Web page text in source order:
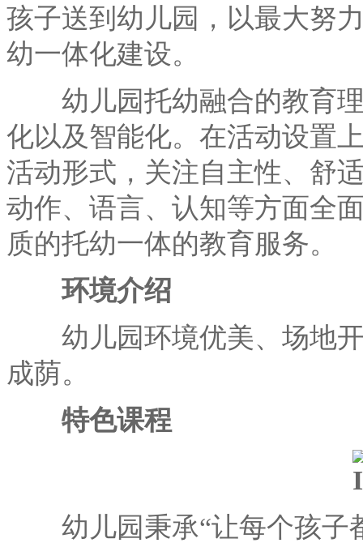
孩子送到幼儿园，以最大努
幼一体化建设。
幼儿园托幼融合的教育理
化以及智能化。在活动设置
活动形式，关注自主性、舒
动作、语言、认知等方面全
质的托幼一体的教育服务。
环境介绍
幼儿园环境优美、场地开
成荫。
特色课程
幼儿园秉承“让每个孩子